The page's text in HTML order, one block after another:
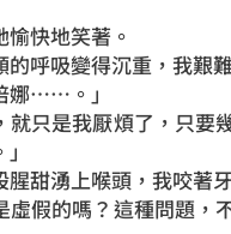
快地笑著。
呼吸變得沉重，我艱
娜……。」
就只是我厭煩了，只
甜湧上喉頭，我咬著
虛假的嗎？這種問題，